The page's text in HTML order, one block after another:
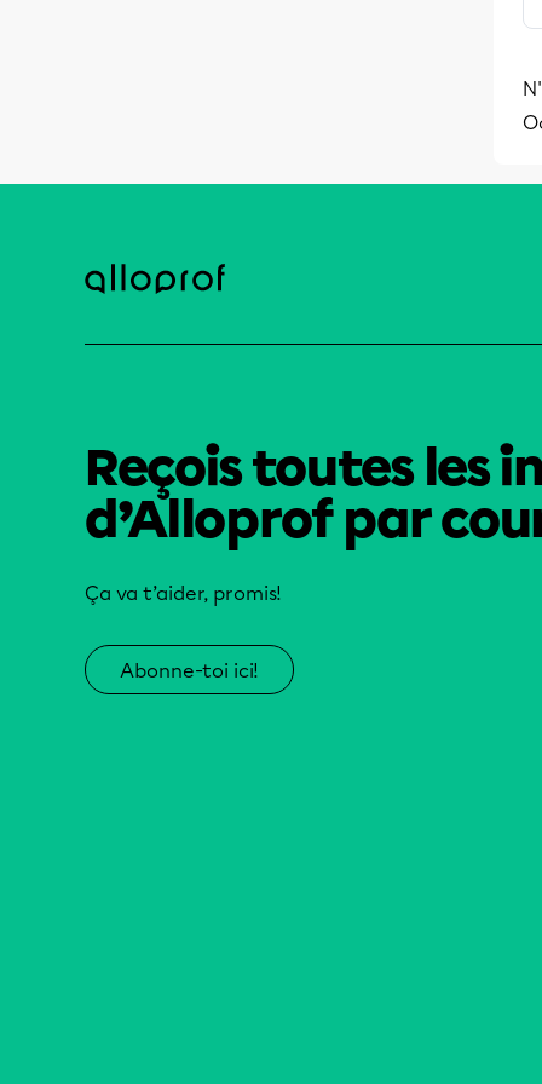
Reçois toutes les
d’Alloprof par
Ça va t’aider, promis!
Abonne-toi ici!